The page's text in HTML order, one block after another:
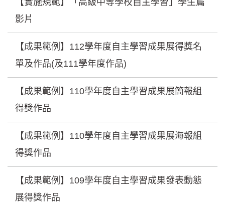
影片
【成果範例】112學年度自主學習成果展得獎名
單及作品(及111學年度作品)
【成果範例】110學年度自主學習成果展簡報組
得獎作品
【成果範例】110學年度自主學習成果展海報組
得獎作品
【成果範例】109學年度自主學習成果發表動態
展得獎作品